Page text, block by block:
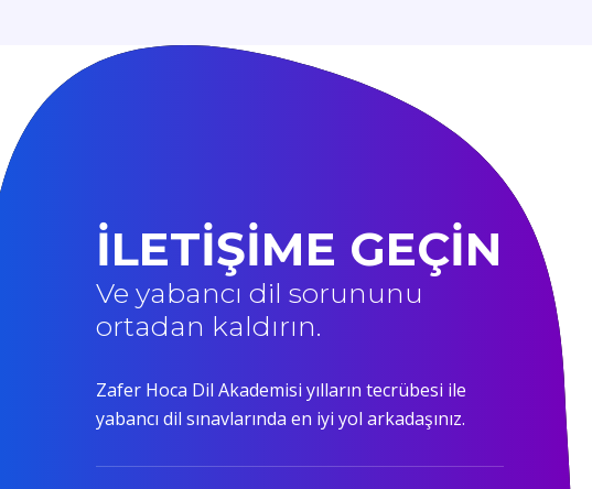
İLETİŞİME GEÇİN
Ve yabancı dil sorununu
ortadan kaldırın.
Zafer Hoca Dil Akademisi yılların tecrübesi ile
yabancı dil sınavlarında en iyi yol arkadaşınız.